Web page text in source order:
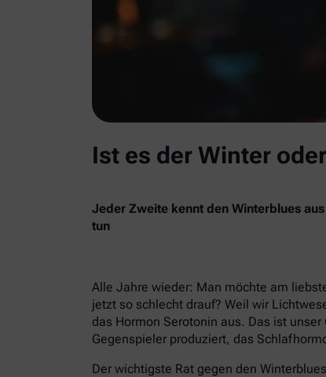
Ist es der Winter
Jeder Zweite kennt den Winterblues
tun
Alle Jahre wieder: Man möchte am
jetzt so schlecht drauf? Weil wir
das Hormon Serotonin aus. Das ist
Gegenspieler produziert, das
Der wichtigste Rat gegen den